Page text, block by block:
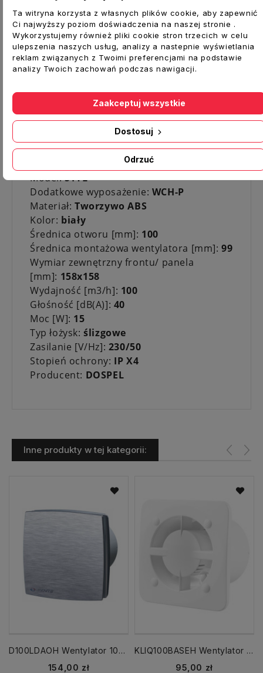
Sposób montażu:
Ze względu na łożyskoślizgowemożliwy
jest tylkomontaż ścienny.
1. montaż ścienny - wyciąg do istniejącej
wentylacji
2. montaż ścienny - wyciąg na zewnątrz
budynku
Dane techniczne:
Wentylator łazienkowy
Model:STYL
Dodatkowe wyposażenie: WCH-P
Materiał: Tworzywo ABS
Kolor: biały
Średnica otworu [mm]: 100
Średnica montażowa wentylatora [mm]:99
Wymiar zewnętrzny frontu/ panela
[mm]: 158x158
Wydajność [m3/h]: 100
Głośność [dB(A)]: 40
Moc [W]: 15
Typ łożysk:ślizgowe
Zasilanie [V/Hz]: 230/50
Stopień ochrony: IP X4
Producent: DOSPEL
Inne produkty w tej kategorii:
D100LDAOH Wentylator 100 WCH TIMER + HIGFROSTAT aluminium szczotkowane
Cena
154,00 zł
KLIQ100BASEH Wentylator cichy fi 100 mm KLIQ BASE biały /WCH/ Vents
Cena
95,00 zł
Ta witryna korzysta z własnych plików cookie, aby zapewnić
Ci najwyższy poziom doświadczenia na naszej stronie .
Wykorzystujemy również pliki cookie stron trzecich w celu
ulepszenia naszych usług, analizy a nastepnie wyświetlania
reklam związanych z Twoimi preferencjami na podstawie
analizy Twoich zachowań podczas nawigacji.
Odrzuć
Dostosuj
Zaakceptuj wszystkie